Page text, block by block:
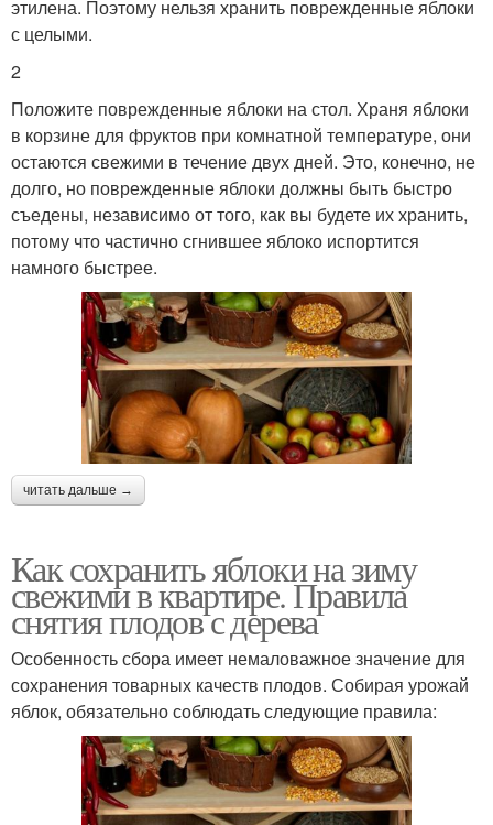
этилена. Поэтому нельзя хранить поврежденные яблоки
с целыми.
2
Положите поврежденные яблоки на стол. Храня яблоки
в корзине для фруктов при комнатной температуре, они
остаются свежими в течение двух дней. Это, конечно, не
долго, но поврежденные яблоки должны быть быстро
съедены, независимо от того, как вы будете их хранить,
потому что частично сгнившее яблоко испортится
намного быстрее.
читать дальше →
Как сохранить яблоки на зиму
свежими в квартире. Правила
снятия плодов с дерева
Особенность сбора имеет немаловажное значение для
сохранения товарных качеств плодов. Собирая урожай
яблок, обязательно соблюдать следующие правила: